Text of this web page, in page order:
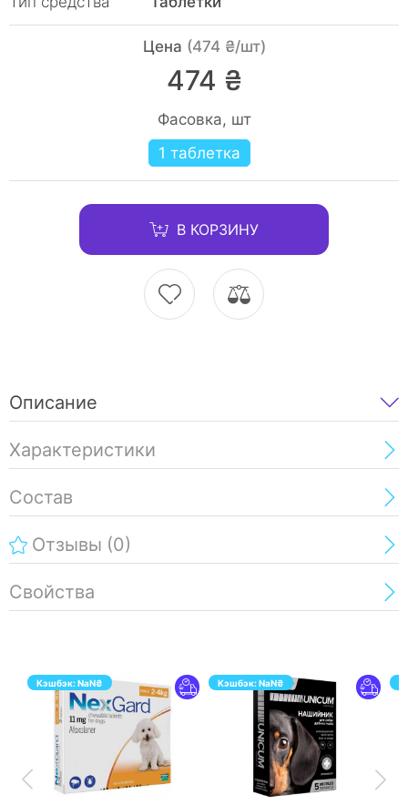
Цена (474 ₴/шт)
474 ₴
Фасовка, шт
1 таблетка
В КОРЗИНУ
Описание
Характеристики
Состав
Отзывы (0)
Свойства
Кэшбэк:NaN₴
ПЕРЕЙТИ
Кэшбэк:NaN₴
ПЕРЕЙТИ